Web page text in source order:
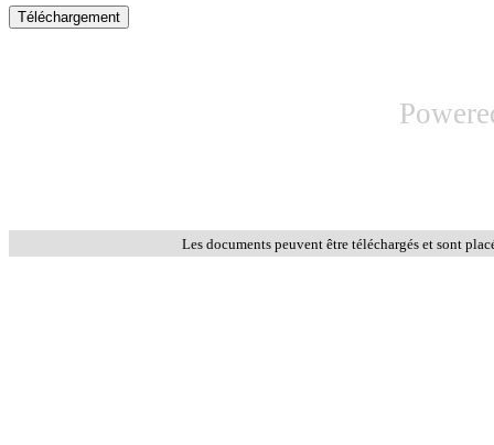
Les documents peuvent être téléchargés et sont